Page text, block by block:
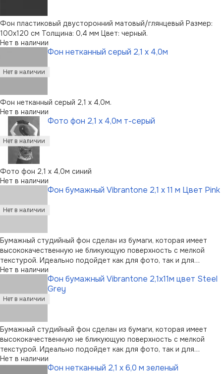
Фон пластиковый двусторонний матовый/глянцевый Размер:
100х120 см Толщина: 0,4 мм Цвет: черный.
Нет в наличии
Фон нетканный серый 2,1 х 4,0м
Фон нетканный серый 2,1 х 4,0м.
Нет в наличии
Фото фон 2,1 х 4,0м т-серый
Фото фон 2,1 х 4,0м синий
Нет в наличии
Фон бумажный Vibrantone 2,1 х 11 м Цвет Pink
Бумажный студийный фон сделан из бумаги, которая имеет
высококачественную не бликующую поверхность с мелкой
текстурой. Идеально подойдет как для фото, так и для
видеосъемок. Поставляется на картонной трубе. Размер -
2,1x11 м. Цвет - Pink.
Нет в наличии
Фон бумажный Vibrantone 2,1x11м цвет Steel
Grey
Бумажный студийный фон сделан из бумаги, которая имеет
высококачественную не бликующую поверхность с мелкой
текстурой. Идеально подойдет как для фото, так и для
видеосъемок. Поставляется на картонной трубе. Размер -
2,1x11 м. Цвет - Steel Grey.
Нет в наличии
Фон нетканный 2,1 х 6,0 м зеленый